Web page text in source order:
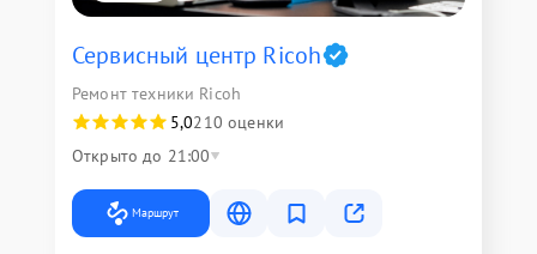
Сервисный центр Ricoh
Ремонт техники Ricoh
5,0210 оценки
Открыто до 21:00
Маршрут